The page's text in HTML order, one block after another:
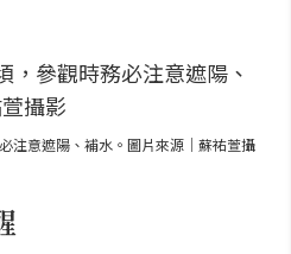
注意遮陽、補水。圖片來源｜蘇祐萱攝